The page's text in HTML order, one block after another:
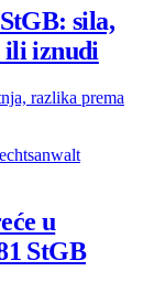
sila,
iznudi
razlika prema
u
StGB